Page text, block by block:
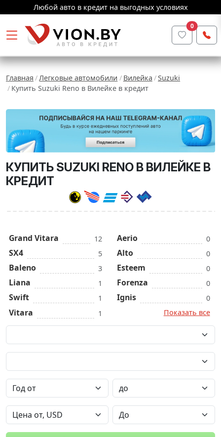
Любой авто в кредит на выгодных условиях
0
Главная Легковые автомобили Вилейка
Suzuki
Купить Suzuki Reno в Вилейке в кредит
КУПИТЬ SUZUKI RENO В ВИЛЕЙКЕ В
КРЕДИТ
Grand Vitara 12
SX4 5
Baleno 3
Liana 1
Swift 1
Vitara 1
Aerio 0
Alto 0
Esteem 0
Forenza 0
Ignis
0
Показать все